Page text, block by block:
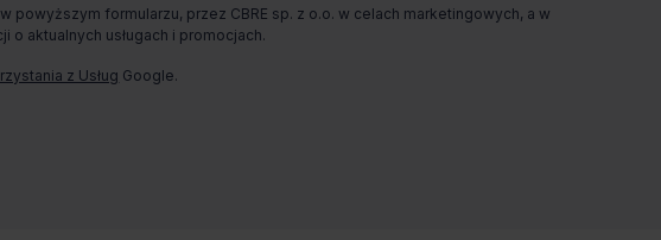
formularzu, przez CBRE sp. z o.o. w celach marketingowych, a w
aktualnych usługach i promocjach.
z Usług Google.